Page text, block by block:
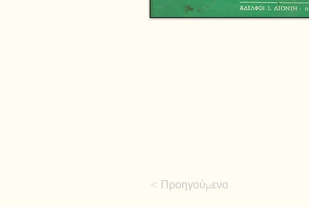
< Προηγούμενο